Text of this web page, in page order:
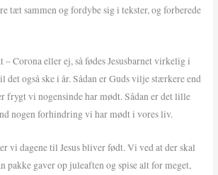
tæt sammen og fordybe sig i tekster, og forberede
– Corona eller ej, så fødes Jesusbarnet virkelig i
det også ske i år. Sådan er Guds vilje stærkere end
frygt vi nogensinde har mødt. Sådan er det lille
nogen forhindring vi har mødt i vores liv.
vi dagene til Jesus bliver født. Vi ved at der skal
pakke gaver op juleaften og spise alt for meget,